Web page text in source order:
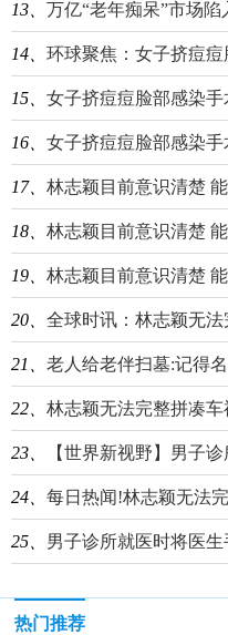
13、 万亿“老年痴呆”市场陷入造
14、 环球聚焦：女子挤痘痘脸
15、 女子挤痘痘脸部感染
16、 女子挤痘痘脸部感染
17、 林志颖目前意识清楚
18、 林志颖目前意识清楚 能简
19、 林志颖目前意识清楚 能
20、 全球时讯：林志颖无法完
21、 老人给老伴扫墓:记得名字
22、 林志颖无法完整拼凑车祸
23、 【世界新视野】男子诊所就
24、 每日热闻!林志颖无法完整
25、 男子诊所就医时将医
热门推荐